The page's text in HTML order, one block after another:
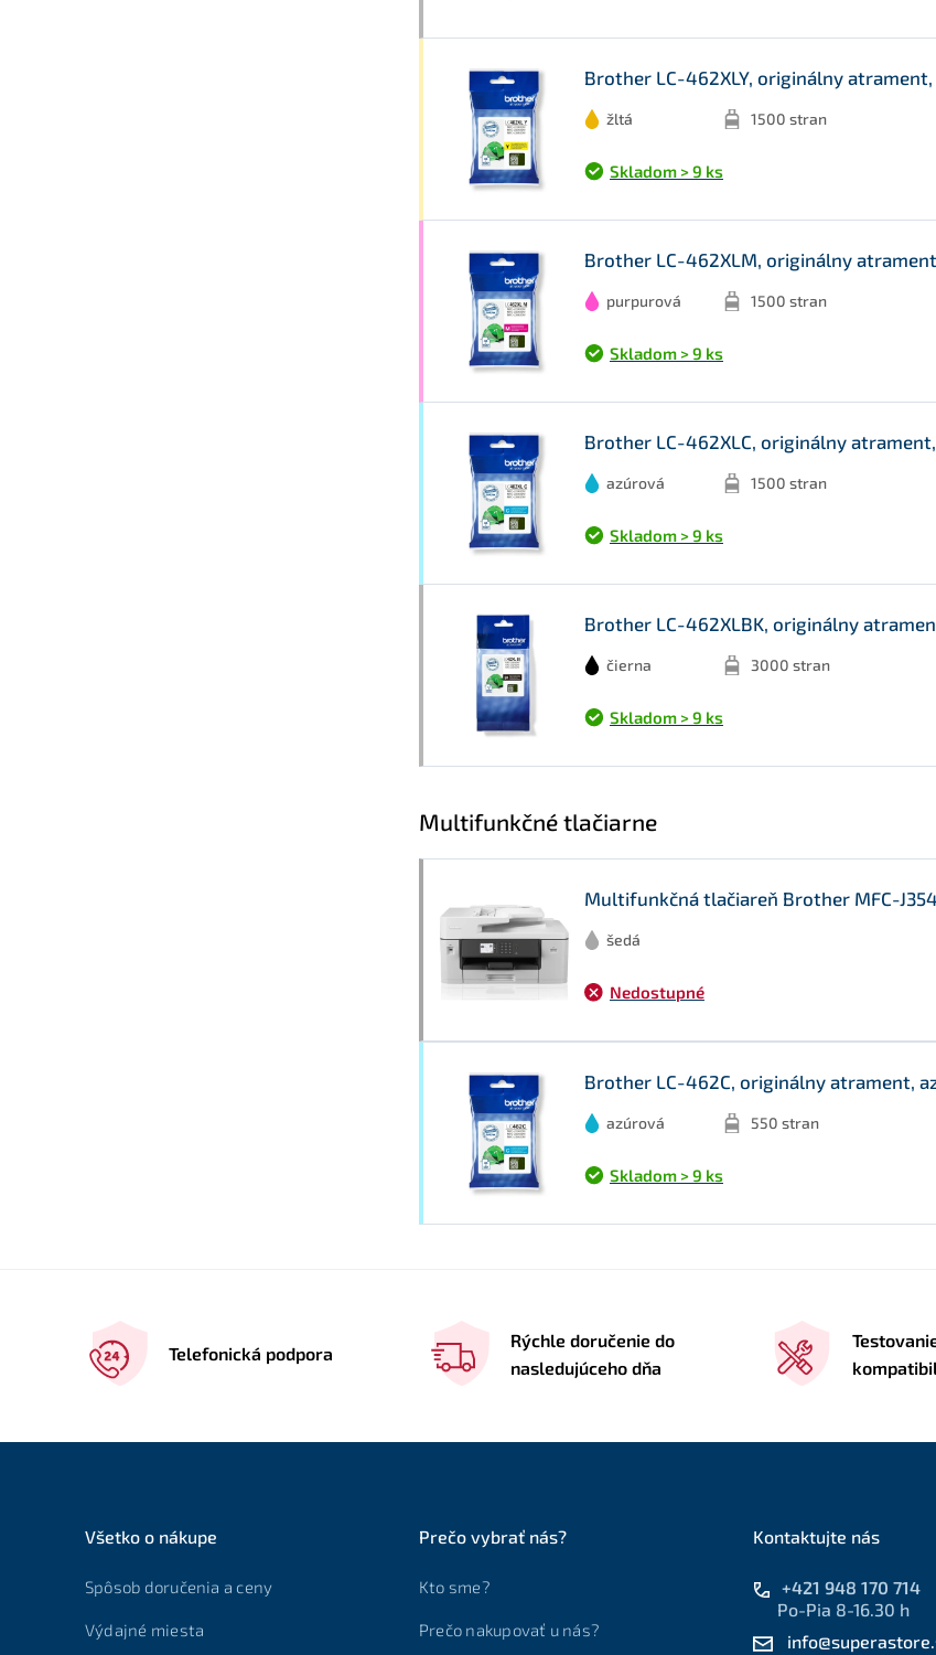
Brother LC-462XLY, originálny atrament,
žltá 1500 stran
Skladom > 9 ks
Brother LC-462XLM, originálny
purpurová 1500 stran
Skladom > 9 ks
Brother LC-462XLC, originálny atrament,
azúrová 1500 stran
Skladom > 9 ks
Brother LC-462XLBK, originálny
čierna 3000 stran
Skladom > 9 ks
Multifunkčné tlačiarne
Multifunkčná tlačiareň Brother MFC-
šedá
Nedostupné
Brother LC-462C, originálny atrament,
azúrová 550 stran
Skladom > 9 ks
Telefonická podpora
Rýchle doručenie do
nasledujúceho dňa
Všetko o nákupe
Spôsob doručenia a ceny
Výdajné miesta
Prečo vybrať nás?
Kto sme?
Prečo nakupovať u nás?
Kontaktujte nás
+421 948 170 714
Po-Pia 8-16.30 h